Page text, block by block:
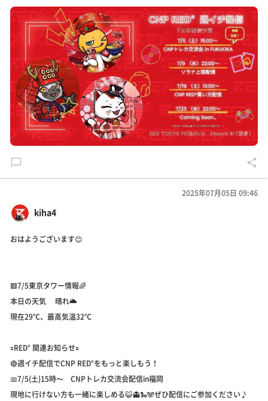
kiha4
2025年07月05日 09:46
おはようございます😊
🟥7/5東京タワー情報🌈
本日の天気 晴れ🌥️
現在29℃、最高気温32℃
🟰RED° 関連お知らせ🟰
🔴週イチ配信でCNP RED°をもっと楽しもう！
📅7/5(土)15時〜 CNPトレカ交流会配信in福岡
現地に行けない方も一緒に楽しめる😺👻🐍🐼ぜひ配信にご参加ください♪